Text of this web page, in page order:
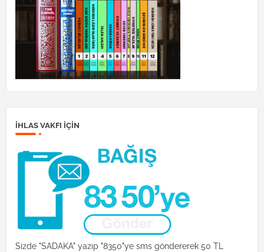
İHLAS VAKFI IÇIN
Sizde "SADAKA" yazıp "8350"ye sms göndererek 50 TL